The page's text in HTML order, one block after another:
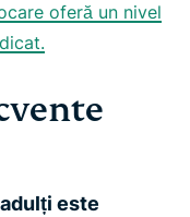
oferă un nivel
este